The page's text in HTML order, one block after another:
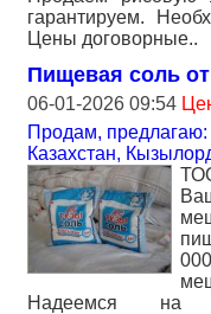
гарантируем.
Цены договорные..
Пищевая соль
06-01-2026 09:54
Продам, предлагаю:
Казахстан,
Надеемся на